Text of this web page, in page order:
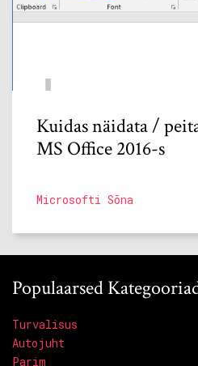
Kuidas näidata /
MS Office 2016-s
Microsofti Sõna
Populaarsed
Turvalisus
Autojuht
Parim